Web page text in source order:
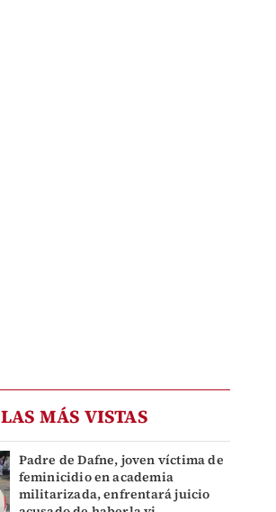
LAS MÁS VISTAS
Padre de Dafne, joven víctima de
feminicidio en academia
militarizada, enfrentará juicio